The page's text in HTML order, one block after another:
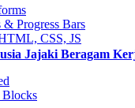
& Progress Bars
CSS, JS
Blocks
Jajaki Beragam